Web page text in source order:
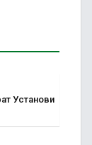
Установи